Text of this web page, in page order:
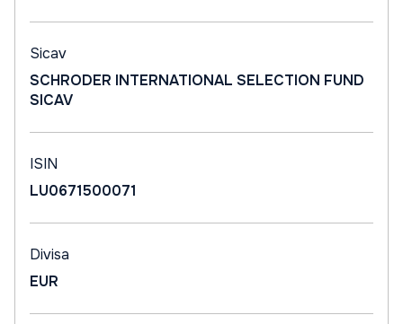
Sicav
SCHRODER INTERNATIONAL SELECTION FUND
SICAV
ISIN
LU0671500071
Divisa
EUR